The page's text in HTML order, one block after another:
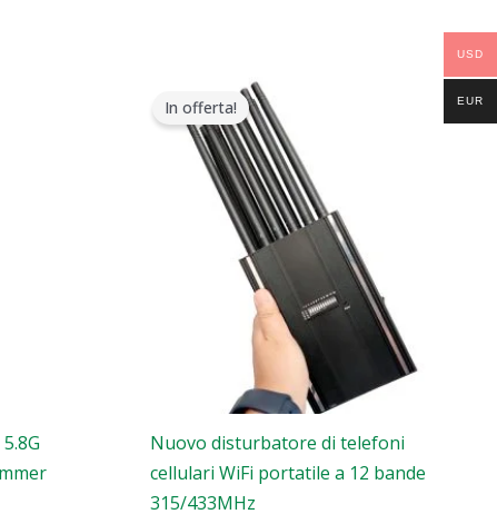
In offerta!
Nuovo disturbatore di telefoni
cellulari WiFi portatile a 12 bande
315/433MHz
prezzo
originale
era:
$999.00.
prezzo
attuale
è:
$649.99.
USD
EUR